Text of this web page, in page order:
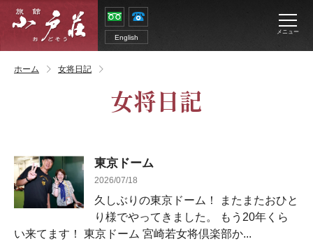
English
メニュー
ホーム 女将日記
女将日記
東京ドーム
2026/07/18
久しぶりの東京ドーム！ またまたおひと
り様でやってきました。 もう20年くら
い来てます！ 東京ドーム 宮崎若女将倶楽部か...